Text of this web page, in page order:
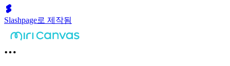
Slashpage로 제작됨